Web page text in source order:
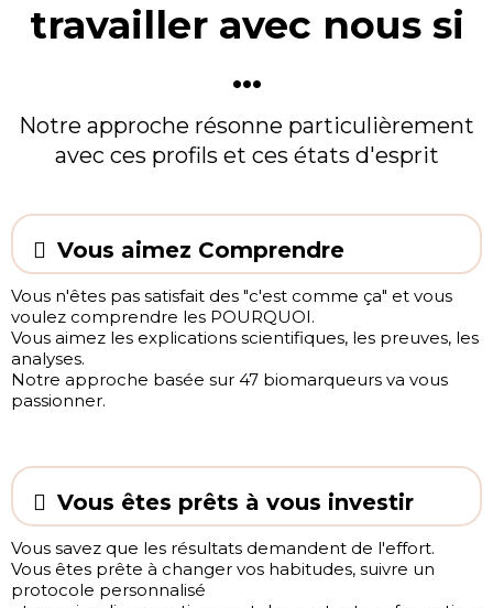
travailler avec nous si
...
Notre approche résonne particulièrement
avec ces profils et ces états d'esprit
Vous aimez Comprendre
Vous n'êtes pas satisfait des "c'est comme ça" et vous
voulez comprendre les POURQUOI.
Vous aimez les explications scientifiques, les preuves, les
analyses.
Notre approche basée sur 47 biomarqueurs va vous
passionner.
Vous êtes prêts à vous investir
Vous savez que les résultats demandent de l'effort.
Vous êtes prête à changer vos habitudes, suivre un
protocole personnalisé